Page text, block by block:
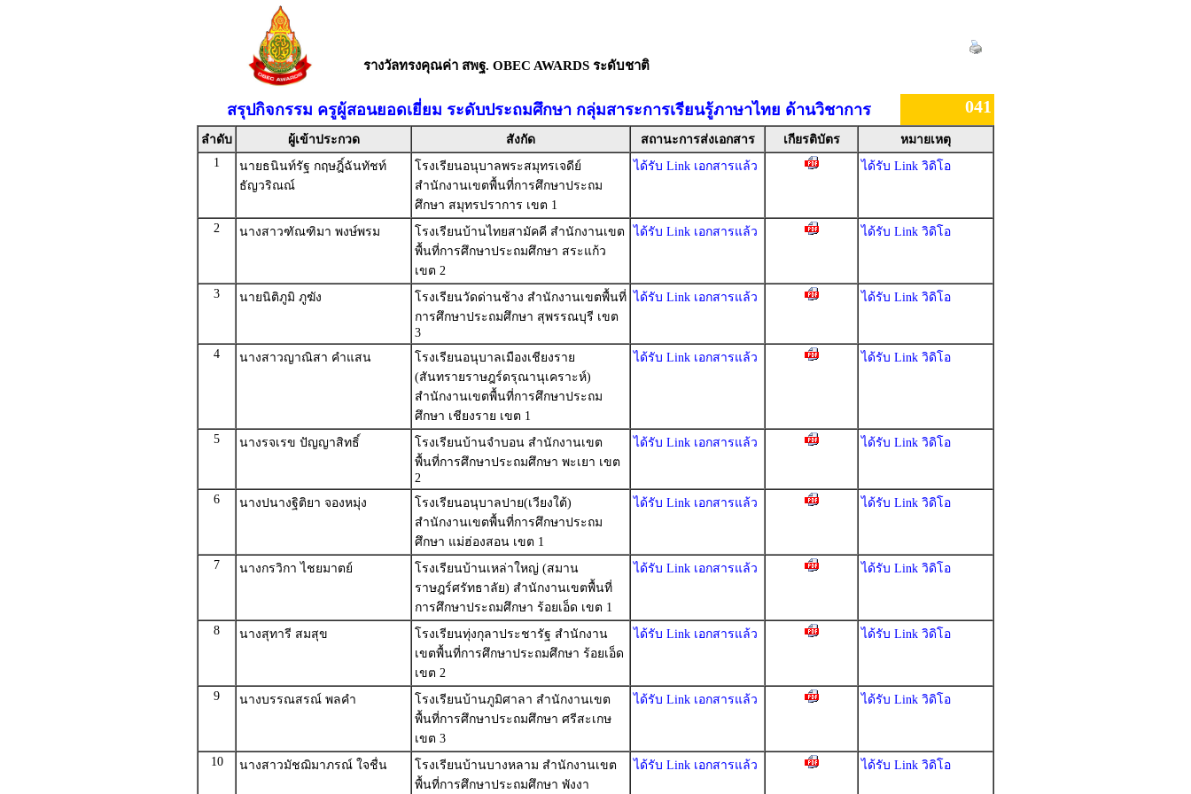
รางวัลทรงคุณค่า สพฐ. OBEC AWARDS ระดับชาติ
สรุปกิจกรรม ครูผู้สอนยอดเยี่ยม ระดับประถมศึกษา กลุ่มสาระการเรียนรู้ภาษาไทย ด้านวิชาการ 041
ลำดับ ผู้เข้าประกวด สังกัด สถานะการส่งเอกสาร เกียรติบัตร
หมายเหตุ
1
นายธนินท์รัฐ กฤษฎิ์ฉันทัชท์
ธัญวริณณ์
โรงเรียนอนุบาลพระสมุทรเจดีย์
สำนักงานเขตพื้นที่การศึกษาประถม
ศึกษา สมุทรปราการ เขต 1
ได้รับ Link เอกสารแล้ว ได้รับ Link วิดิโอ
2 นางสาวฑัณฑิมา พงษ์พรม
โรงเรียนบ้านไทยสามัคคี สำนักงานเขต
พื้นที่การศึกษาประถมศึกษา สระแก้ว
เขต 2
ได้รับ Link เอกสารแล้ว ได้รับ Link วิดิโอ
3 นายนิติภูมิ ภูฆัง
โรงเรียนวัดด่านช้าง สำนักงานเขตพื้นที่
การศึกษาประถมศึกษา สุพรรณบุรี เขต
3
ได้รับ Link เอกสารแล้ว ได้รับ Link วิดิโอ
4 นางสาวญาณิสา คำแสน
โรงเรียนอนุบาลเมืองเชียงราย
(สันทรายราษฎร์ดรุณานุเคราะห์)
สำนักงานเขตพื้นที่การศึกษาประถม
ศึกษา เชียงราย เขต 1
ได้รับ Link เอกสารแล้ว ได้รับ Link วิดิโอ
5 นางรจเรข ปัญญาสิทธิ์
โรงเรียนบ้านจำบอน สำนักงานเขต
พื้นที่การศึกษาประถมศึกษา พะเยา เขต
2
ได้รับ Link เอกสารแล้ว ได้รับ Link วิดิโอ
6 นางปนางฐิติยา จองหมุ่ง
โรงเรียนอนุบาลปาย(เวียงใต้)
สำนักงานเขตพื้นที่การศึกษาประถม
ศึกษา แม่ฮ่องสอน เขต 1
ได้รับ Link เอกสารแล้ว ได้รับ Link วิดิโอ
7 นางกรวิกา ไชยมาตย์
โรงเรียนบ้านเหล่าใหญ่ (สมาน
ราษฎร์ศรัทธาลัย) สำนักงานเขตพื้นที่
การศึกษาประถมศึกษา ร้อยเอ็ด เขต 1
ได้รับ Link เอกสารแล้ว ได้รับ Link วิดิโอ
8 นางสุทารี สมสุข
โรงเรียนทุ่งกุลาประชารัฐ สำนักงาน
เขตพื้นที่การศึกษาประถมศึกษา ร้อยเอ็ด
เขต 2
ได้รับ Link เอกสารแล้ว ได้รับ Link วิดิโอ
9 นางบรรณสรณ์ พลคำ
โรงเรียนบ้านภูมิศาลา สำนักงานเขต
พื้นที่การศึกษาประถมศึกษา ศรีสะเกษ
เขต 3
ได้รับ Link เอกสารแล้ว ได้รับ Link วิดิโอ
10 นางสาวมัชฌิมาภรณ์ ใจชื่น
โรงเรียนบ้านบางหลาม สำนักงานเขต
พื้นที่การศึกษาประถมศึกษา พังงา
ได้รับ Link เอกสารแล้ว ได้รับ Link วิดิโอ